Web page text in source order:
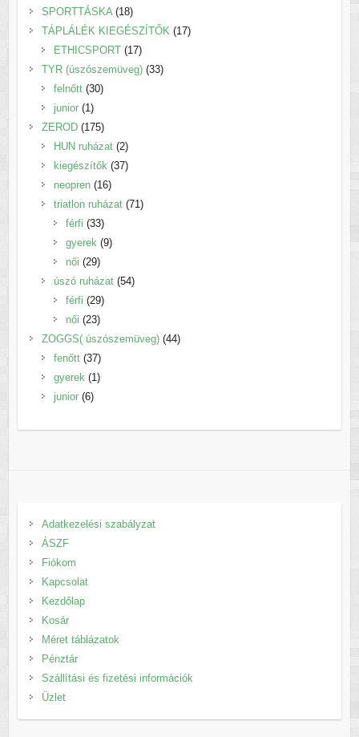
termék
SPORTTÁSKA 1818
termék
TÁPLÁLÉK KIEGÉSZÍTŐK 1717
ETHICSPORT 1717
termék
TYR (úszószemüveg) 3333
felnőtt 3030
junior 1 1
termék
ZEROD 175175
termék
HUN ruházat 22
termék
kiegészítők 3737
neopren 1616
termék
triatlon ruházat 71 71
férfi 3333
termék
gyerek 99
női 2929
termék
úszó ruházat 5454
férfi 2929
termék
női 2323
termék
ZOGGS( úszószemüveg) 4444
fenőtt 3737
termék
gyerek 1 1
junior 66
Adatkezelési szabályzat
ÁSZF
Fiókom
Kapcsolat
Kezdőlap
Kosár
Méret táblázatok
Pénztár
Szállítási és fizetési információk
Üzlet